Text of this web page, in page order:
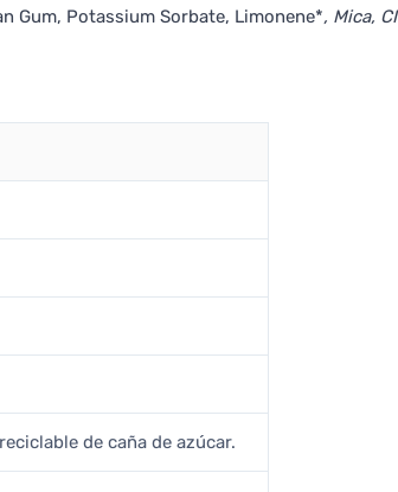
Gum, Potassium Sorbate, Limonene*, Mica,
de caña de azúcar.